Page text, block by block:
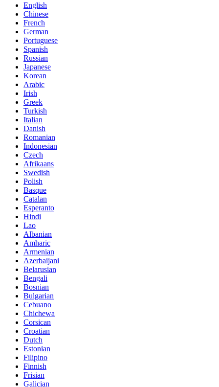
English
Chinese
French
German
Portuguese
Spanish
Russian
Japanese
Korean
Arabic
Irish
Greek
Turkish
Italian
Danish
Romanian
Indonesian
Czech
Afrikaans
Swedish
Polish
Basque
Catalan
Esperanto
Hindi
Lao
Albanian
Amharic
Armenian
Azerbaijani
Belarusian
Bengali
Bosnian
Bulgarian
Cebuano
Chichewa
Corsican
Croatian
Dutch
Estonian
Filipino
Finnish
Frisian
Galician